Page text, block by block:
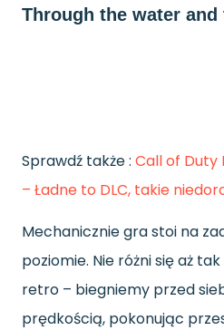
Through the water and
Sprawdź także : Call of Duty
– Ładne to DLC, takie
Mechanicznie gra stoi na
poziomie. Nie różni się aż
retro – biegniemy przed
prędkością, pokonując